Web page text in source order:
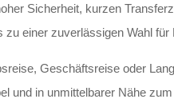
Sicherheit, kurzen
zu einer zuverlässigen Wahl
Geschäftsreise oder
und in unmittelbarer Nähe